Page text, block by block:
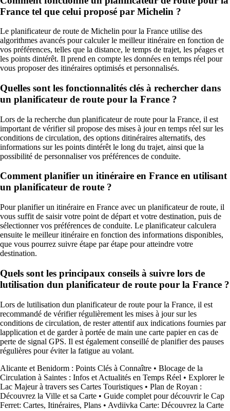
France tel que celui proposé par Michelin ?
Le planificateur de route de Michelin pour la France utilise des
algorithmes avancés pour calculer le meilleur itinéraire en fonction de
vos préférences, telles que la distance, le temps de trajet, les péages et
les points dintérêt. Il prend en compte les données en temps réel pour
vous proposer des itinéraires optimisés et personnalisés.
Quelles sont les fonctionnalités clés à rechercher dans
un planificateur de route pour la France ?
Lors de la recherche dun planificateur de route pour la France, il est
important de vérifier sil propose des mises à jour en temps réel sur les
conditions de circulation, des options ditinéraires alternatifs, des
informations sur les points dintérêt le long du trajet, ainsi que la
possibilité de personnaliser vos préférences de conduite.
Comment planifier un itinéraire en France en utilisant
un planificateur de route ?
Pour planifier un itinéraire en France avec un planificateur de route, il
vous suffit de saisir votre point de départ et votre destination, puis de
sélectionner vos préférences de conduite. Le planificateur calculera
ensuite le meilleur itinéraire en fonction des informations disponibles,
que vous pourrez suivre étape par étape pour atteindre votre
destination.
Quels sont les principaux conseils à suivre lors de
lutilisation dun planificateur de route pour la France ?
Lors de lutilisation dun planificateur de route pour la France, il est
recommandé de vérifier régulièrement les mises à jour sur les
conditions de circulation, de rester attentif aux indications fournies par
lapplication et de garder à portée de main une carte papier en cas de
perte de signal GPS. Il est également conseillé de planifier des pauses
régulières pour éviter la fatigue au volant.
Alicante et Benidorm : Points Clés à Connaître • Blocage de la
Circulation à Saintes : Infos et Actualités en Temps Réel • Explorer le
Lac Majeur à travers ses Cartes Touristiques • Plan de Royan :
Découvrez la Ville et sa Carte • Guide complet pour découvrir le Cap
Ferret: Cartes, Itinéraires, Plans • Avdiivka Carte: Découvrez la Carte